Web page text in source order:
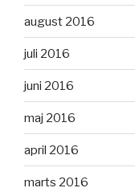
august 2016
juli 2016
juni 2016
maj 2016
april 2016
marts 2016